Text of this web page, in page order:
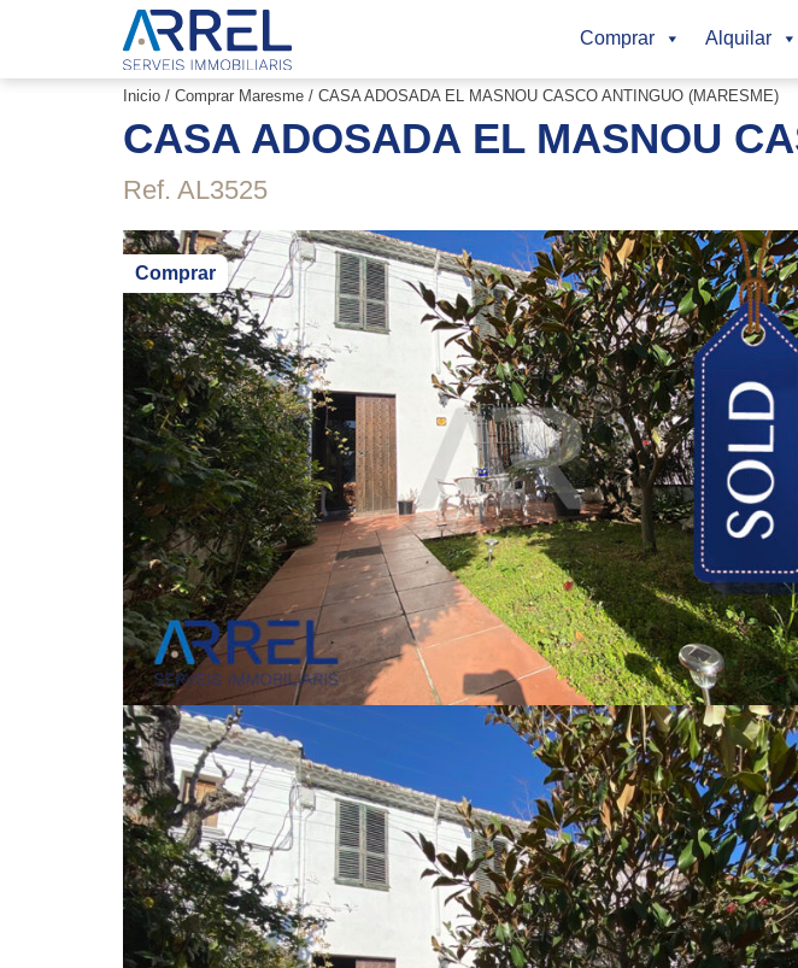
ARREL
Comprar Alquilar
Inicio / Comprar Maresme / CASA ADOSADA EL MASNOU CASCO ANTINGUO (MARESME)
CASA ADOSADA EL MASNOU
Ref. AL3525
Comprar